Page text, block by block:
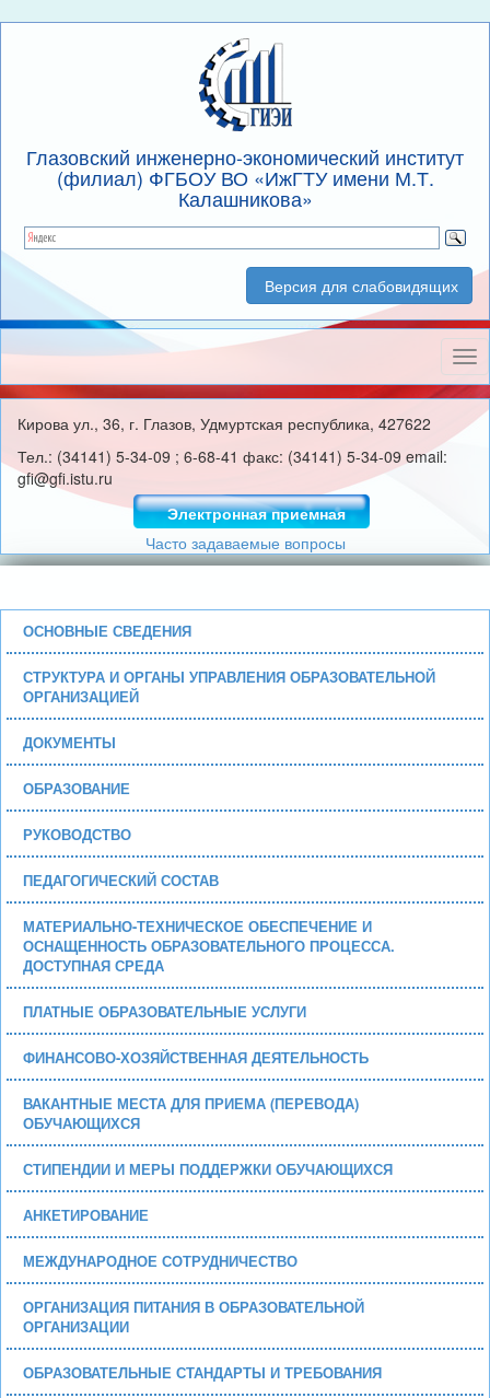
Глазовский инженерно-экономический институт
(филиал) ФГБОУ ВО «ИжГТУ имени М.Т.
Калашникова»
Версия для слабовидящих
Кирова ул., 36, г. Глазов, Удмуртская республика, 427622
Тел.: (34141) 5-34-09 ; 6-68-41 факс: (34141) 5-34-09 email:
gfi@gfi.istu.ru
Электронная приемная
Часто задаваемые вопросы
ОСНОВНЫЕ СВЕДЕНИЯ
СТРУКТУРА И ОРГАНЫ УПРАВЛЕНИЯ ОБРАЗОВАТЕЛЬНОЙ
ОРГАНИЗАЦИЕЙ
ДОКУМЕНТЫ
ОБРАЗОВАНИЕ
РУКОВОДСТВО
ПЕДАГОГИЧЕСКИЙ СОСТАВ
МАТЕРИАЛЬНО-ТЕХНИЧЕСКОЕ ОБЕСПЕЧЕНИЕ И
ОСНАЩЕННОСТЬ ОБРАЗОВАТЕЛЬНОГО ПРОЦЕССА.
ДОСТУПНАЯ СРЕДА
ПЛАТНЫЕ ОБРАЗОВАТЕЛЬНЫЕ УСЛУГИ
ФИНАНСОВО-ХОЗЯЙСТВЕННАЯ ДЕЯТЕЛЬНОСТЬ
ВАКАНТНЫЕ МЕСТА ДЛЯ ПРИЕМА (ПЕРЕВОДА)
ОБУЧАЮЩИХСЯ
СТИПЕНДИИ И МЕРЫ ПОДДЕРЖКИ ОБУЧАЮЩИХСЯ
АНКЕТИРОВАНИЕ
МЕЖДУНАРОДНОЕ СОТРУДНИЧЕСТВО
ОРГАНИЗАЦИЯ ПИТАНИЯ В ОБРАЗОВАТЕЛЬНОЙ
ОРГАНИЗАЦИИ
ОБРАЗОВАТЕЛЬНЫЕ СТАНДАРТЫ И ТРЕБОВАНИЯ